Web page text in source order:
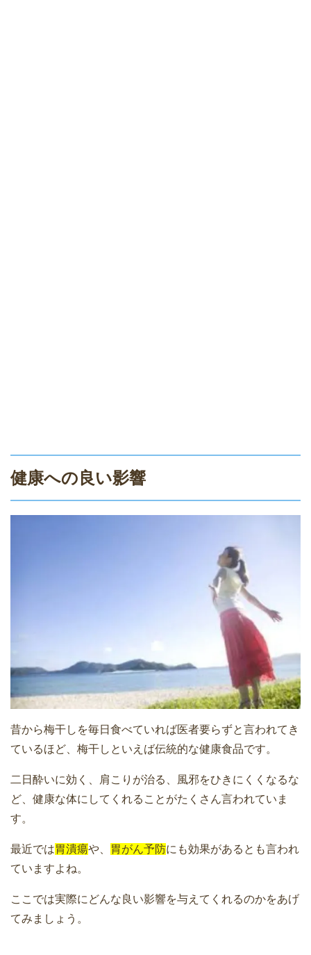
健康への良い影響
昔から梅干しを毎日食べていれば医者要らずと言われてき
ているほど、梅干しといえば伝統的な健康食品です。
二日酔いに効く、肩こりが治る、風邪をひきにくくなるな
ど、健康な体にしてくれることがたくさん言われていま
す。
最近では胃潰瘍や、 胃がん予防にも効果があるとも言われ
ていますよね。
ここでは実際にどんな良い影響を与えてくれるのかをあげ
てみましょう。